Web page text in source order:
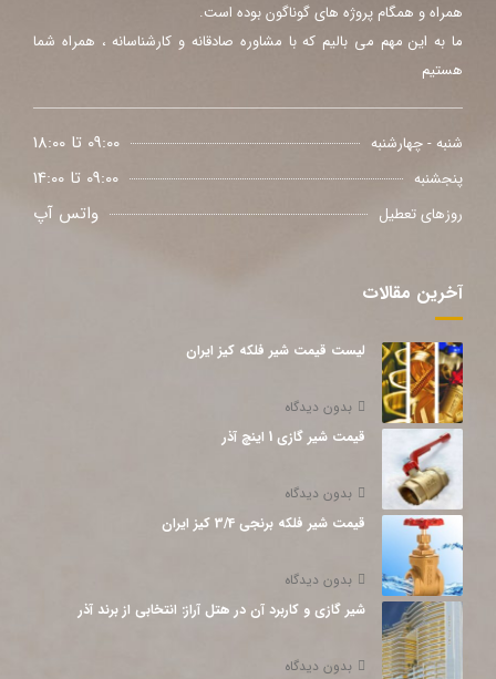
همراه و همگام پروژه های گوناگون بوده است.
ما به این مهم می بالیم که با مشاوره صادقانه و کارشناسانه ، همراه شما
هستیم
شنبه - چهارشنبه 09:00 تا 18:00
پنجشنبه 09:00 تا 14:00
روزهای تعطیل واتس آپ
آخرین مقالات
لیست قیمت شیر فلکه کیز ایران
بدون دیدگاه
قیمت شیر گازی 1 اینچ آذر
بدون دیدگاه
قیمت شیر فلکه برنجی 3/4 کیز ایران
بدون دیدگاه
شیر گازی و کاربرد آن در هتل آراز: انتخابی از برند آذر
بدون دیدگاه